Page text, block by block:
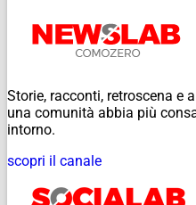
Storie, racconti, retroscena e
una comunità abbia più
intorno.
scopri il canale